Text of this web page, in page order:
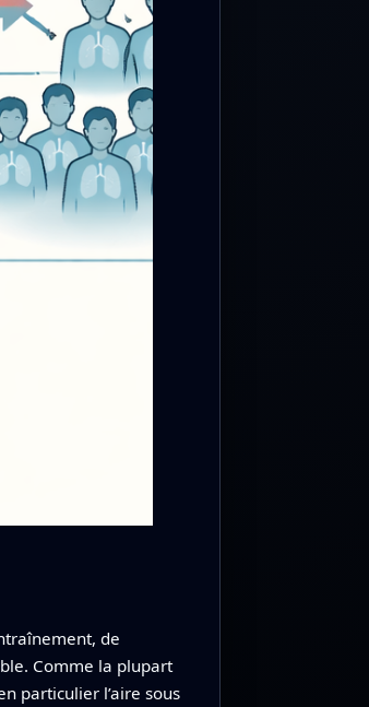
de
Comme la plupart
particulier l’aire sous